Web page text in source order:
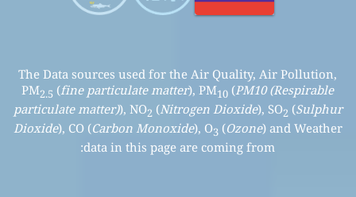
The Data sources used for the Air Quality, Air Pollution,
PM2.5(fine particulate matter), PM10(PM10 (Respirable
particulate matter)), NO2 (Nitrogen Dioxide), SO2 (Sulphur
Dioxide), CO (Carbon Monoxide), O3 (Ozone ) and Weather
data in this page are coming from: